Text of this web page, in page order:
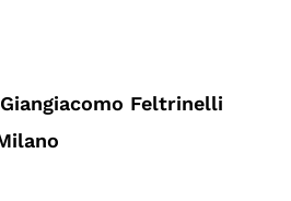
Feltrinelli